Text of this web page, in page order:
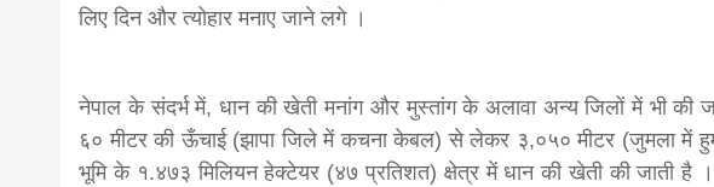
लिए दिन और त्योहार मनाए जाने लगे ।
नेपाल के संदर्भ में, धान की खेती मनांग और मुस्तांग के अलावा अन्य जिलों में भी
६० मीटर की ऊँचाई (झापा जिले में कचना केबल) से लेकर ३,०५० मीटर (जुमला में
भूमि के १.४७३ मिलियन हेक्टेयर (४७ प्रतिशत) क्षेत्र में धान की खेती की जाती